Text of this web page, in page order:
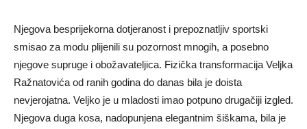
Njegova besprijekorna dotjeranost i prepoznatljiv sportski
smisao za modu plijenili su pozornost mnogih, a posebno
njegove supruge i obožavateljica. Fizička transformacija Veljka
Ražnatovića od ranih godina do danas bila je doista
nevjerojatna. Veljko je u mladosti imao potpuno drugačiji izgled.
Njegova duga kosa, nadopunjena elegantnim šiškama, bila je